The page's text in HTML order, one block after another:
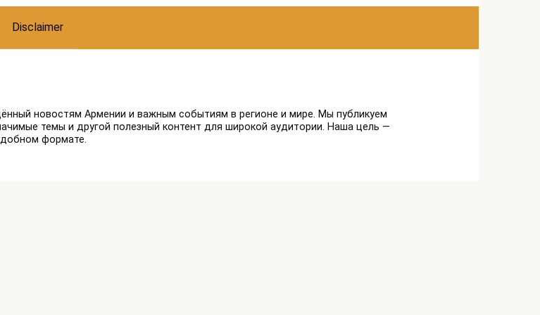
Disclaimer
новостям Армении и важным событиям в регионе и мире. Мы публикуем
темы и другой полезный контент для широкой аудитории. Наша цель —
формате.